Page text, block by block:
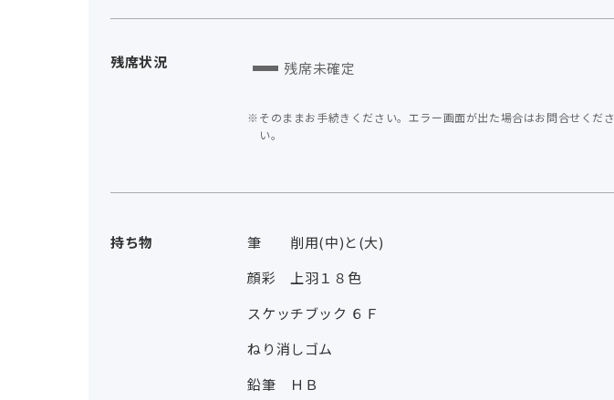
残席状況 残席未確定
そのままお手続きください。エラー画面が出た場合はお問合せくださ
い。
持ち物
筆 削用(中)と(大)
顔彩 上羽１８色
スケッチブック ６Ｆ
ねり消しゴム
鉛筆 ＨＢ